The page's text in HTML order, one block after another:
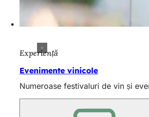
Experiență
Evenimente vinicole
Numeroase festivaluri de vin și